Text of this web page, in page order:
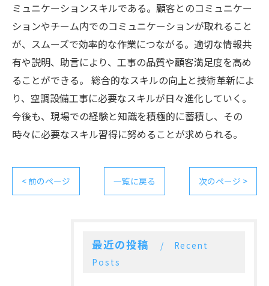
ミュニケーションスキルである。顧客とのコミュニケー
ションやチーム内でのコミュニケーションが取れること
が、スムーズで効率的な作業につながる。適切な情報共
有や説明、助言により、工事の品質や顧客満足度を高め
ることができる。 総合的なスキルの向上と技術革新によ
り、空調設備工事に必要なスキルが日々進化していく。
今後も、現場での経験と知識を積極的に蓄積し、その
時々に必要なスキル習得に努めることが求められる。
< 前のページ 一覧に戻る 次のページ >
最近の投稿
Recent
Posts